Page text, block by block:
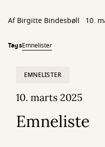
Af Birgitte Bindesbøll 10.
TagsEmnelister
EMNELISTER
10. marts 2025
Emneliste